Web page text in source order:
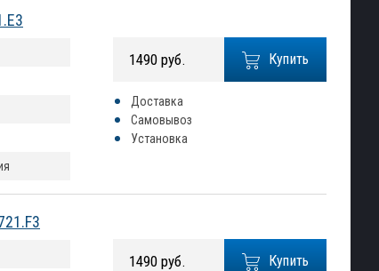
Купить
1490 руб.
Доставка
Самовывоз
Установка
Купить
1490 руб.